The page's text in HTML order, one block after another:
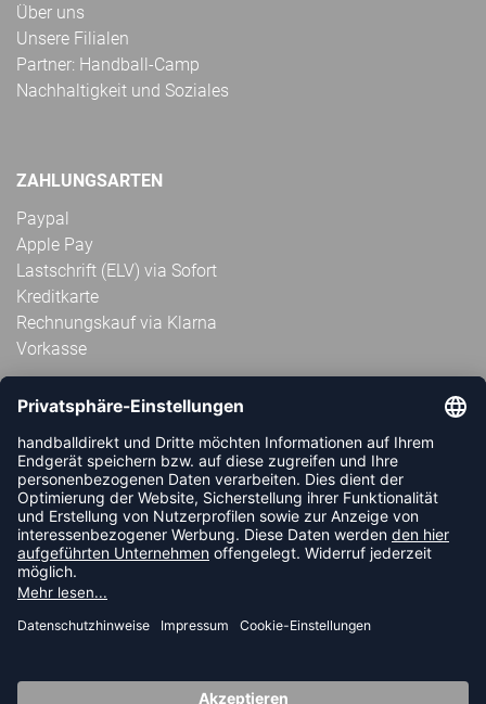
Über uns
Unsere Filialen
Partner: Handball-Camp
Nachhaltigkeit und Soziales
ZAHLUNGSARTEN
Paypal
Apple Pay
Lastschrift (ELV) via Sofort
Kreditkarte
Rechnungskauf via Klarna
Vorkasse
ABONNIERE JETZT DEN KOSTENLOSEN
HANDBALLDIREKT-NEWSLETTER UND VERPASSE KEINE
NEUIGKEIT ODER AKTION MEHR.
JETZT ANMELDEN